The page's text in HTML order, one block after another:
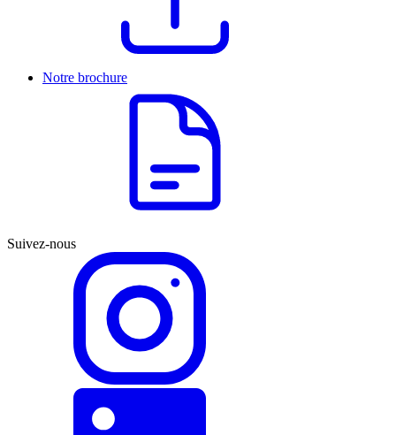
Notre brochure
Suivez-nous